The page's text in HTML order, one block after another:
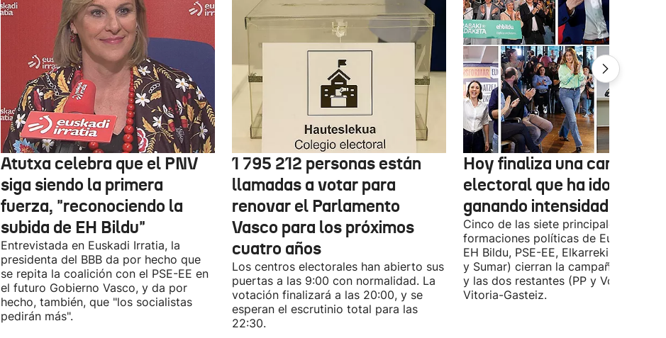
Atutxa celebra que el PNV
siga siendo la primera
fuerza, "reconociendo la
subida de EH Bildu"
Entrevistada en Euskadi Irratia, la
presidenta del BBB da por hecho que
se repita la coalición con el PSE-EE en
el futuro Gobierno Vasco, y da por
hecho, también, que "los socialistas
pedirán más".
1 795 212 personas están
llamadas a votar para
renovar el Parlamento
Vasco para los próximos
cuatro años
Los centros electorales han abierto sus
puertas a las 9:00 con normalidad. La
votación finalizará a las 20:00, y se
esperan el escrutinio total para las
22:30.
Hoy finaliza una campaña
electoral que ha ido
ganando intensidad
Cinco de las siete principales
formaciones políticas de Euskadi
EH Bildu, PSE-EE, Elkarrekin
y Sumar) cierran la campaña en
y las dos restantes (PP y Vox) en
Vitoria-Gasteiz.